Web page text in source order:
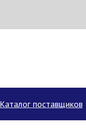
Каталог поставщиков